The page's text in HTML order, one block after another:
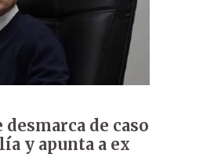
desmarca de caso
y apunta a ex